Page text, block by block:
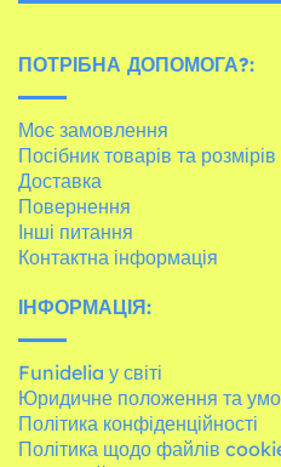
ПОТРІБНА ДОПОМОГА?:
Моє замовлення
Посібник товарів та розмірів
Доставка
Повернення
Інші питання
Контактна інформація
ІНФОРМАЦІЯ:
Funidelia у світі
Юридичне положення та
Політика конфіденційності
Політика щодо файлів